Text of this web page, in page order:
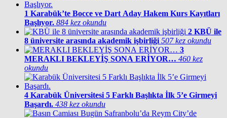
1 Karabük’te Bocce ve Dart Aday Hakem Kurs Kayıtları
Başlıyor. 884 kez okundu
2 KBÜ ile
8 üniversite arasında akademik işbirliği 507 kez okundu
3
MERAKLI BEKLEYİŞ SONA ERİYOR… 460 kez
okundu
4 Karabük Üniversitesi 5 Farklı Başlıkta İlk 5’e Girmeyi
Başardı. 438 kez okundu